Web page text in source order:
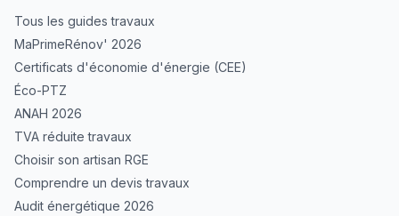
Tous les guides travaux
MaPrimeRénov' 2026
Certificats d'économie d'énergie (CEE)
Éco-PTZ
ANAH 2026
TVA réduite travaux
Choisir son artisan RGE
Comprendre un devis travaux
Audit énergétique 2026